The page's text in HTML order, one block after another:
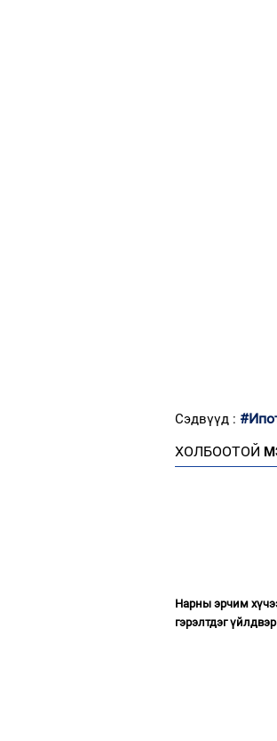
Сэдвүүд :
ХОЛБООТОЙ
Нарны эрчим
гэрэлтдэг үйлдвэр